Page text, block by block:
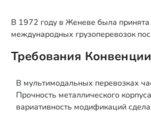
В 1972 году в Женеве была принята
международных грузоперевозок
Требования Конвенции
В мультимодальных перевозках
Прочность металлического
вариативность модификаций